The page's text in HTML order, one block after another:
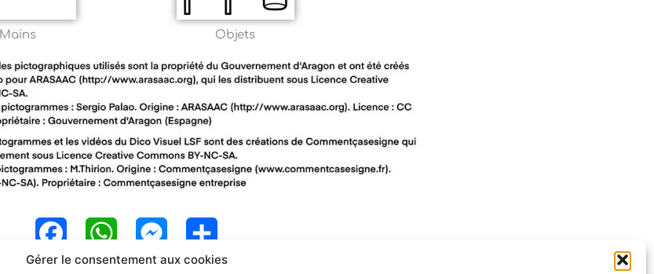
Gérer le consentement aux cookies
Mains Objets
F
a
W
h
M
e
P
a